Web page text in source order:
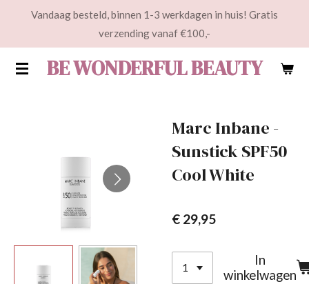
de
BE WONDERFUL BEAUTY
Vandaag besteld, binnen 1-3 werkdagen in huis! Gratis
verzending vanaf €100,-
Marc Inbane -
Sunstick SPF50
Cool White
€ 29,95
In
winkelwagen